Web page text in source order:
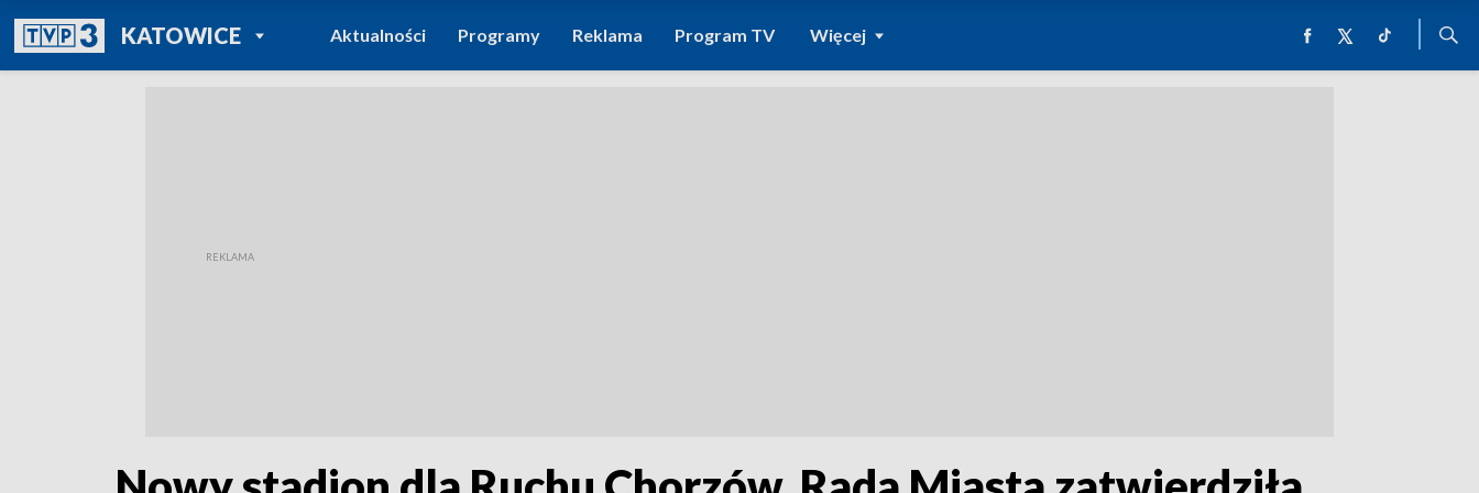
KATOWICEPOWRÓT DO
TVP REGIONY
Aktualności Programy Reklama Program TV Więcej